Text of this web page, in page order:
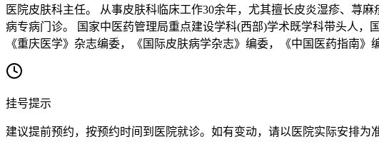
医院皮肤科主任。 从事皮肤科临床工作30余年，尤其擅长皮炎湿疹、荨
病专病门诊。 国家中医药管理局重点建设学科(西部)学术既学科带头人，
《重庆医学》杂志编委，《国际皮肤病学杂志》编委，《中国医药指南
挂号提示
建议提前预约，按预约时间到医院就诊。如有变动，请以医院实际安排为准